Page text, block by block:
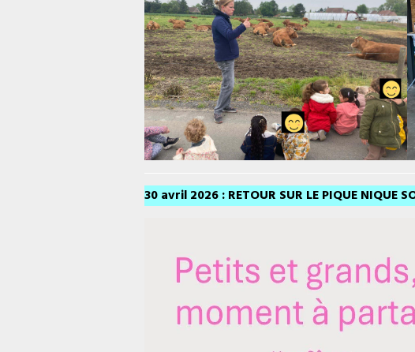
30 avril 2026 : RETOUR SUR LE PIQUE NIQUE